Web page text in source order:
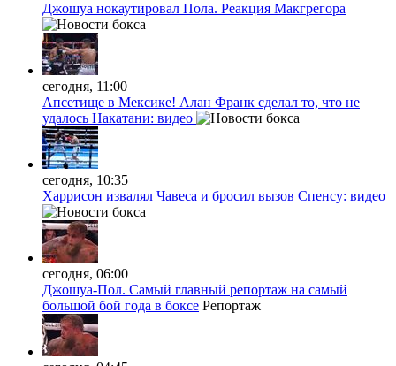
Джошуа нокаутировал Пола. Реакция Макгрегора
сегодня, 11:00
Апсетище в Мексике! Алан Франк сделал то, что не
удалось Накатани: видео
сегодня, 10:35
Харрисон извалял Чавеса и бросил вызов Спенсу: видео
сегодня, 06:00
Джошуа-Пол. Самый главный репортаж на самый
большой бой года в боксе Репортаж